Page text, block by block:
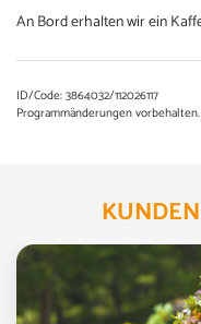
An Bord erhalten wir ein
ID/Code: 3864032/112026117
Programmänderungen vorbehalten.